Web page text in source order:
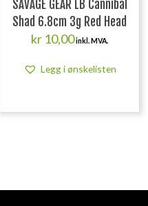
SAVAGE GEAR LB Cannibal
Shad 6.8cm 3g Red Head
kr 10,00inkl. MVA.
Legg i ønskelisten